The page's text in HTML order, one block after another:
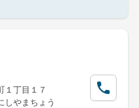
１丁目１７
しやまちょう